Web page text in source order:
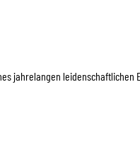
jahrelangen leidenschaftlichen